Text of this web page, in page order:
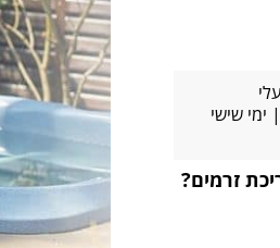
המלאכה 4, אשדוד שעות הפעילות שלנו : ימים א-ה בין 8:00 – 17:00 | ימי שישי
זרמים?